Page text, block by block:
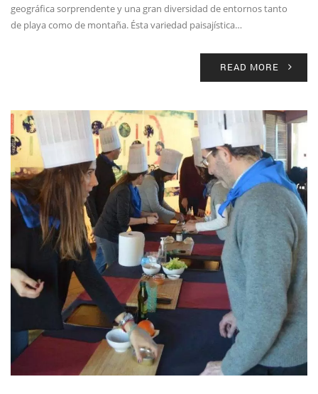
geográfica sorprendente y una gran diversidad de entornos tanto
de playa como de montaña. Ésta variedad paisajística…
READ MORE